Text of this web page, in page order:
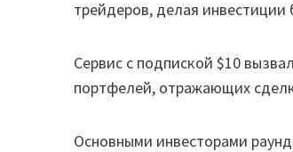
трейдеров, делая
Сервис с подпиской $10
портфелей, отражающих
Основными инвесторами